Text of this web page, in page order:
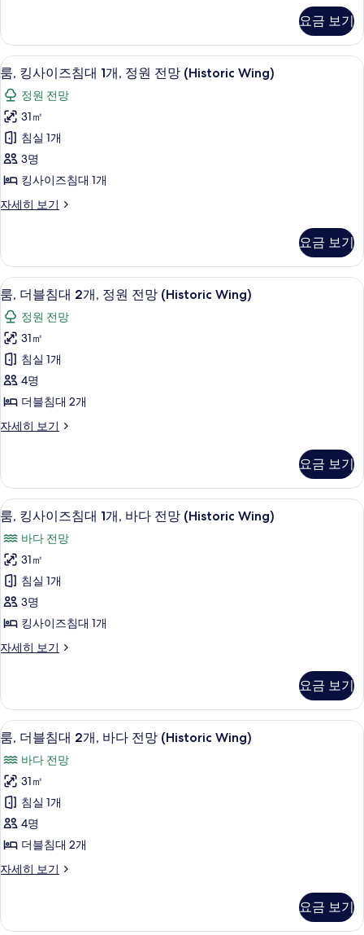
보
기
보
기
트
전
망
(Historic
Wing)
사
진
모
두
대
개,
리
조
트
전
망
(Historic
Wing)
자
세
요금 보기
룸,
킹
사
이
즈
침
1
정
원
전
망
(Historic
Wing)
사
진
모
기
저자극성 침구, 오리/거위털 이불, 객실
5
룸, 킹사이즈침대 1개, 정원 전망 (Historic Wing)
정원 전망
31㎡
침실 1개
3명
킹사이즈침대 1개
자세히 보기
룸,
즈
침
대
1
개,
정
원
전
망
(Historic
Wing)
자
기
요금 보기
룸,
더
블
침
대
2
개,
정
전
망
(Historic
Wing)
사
진
모
두
보
룸, 더블침대 2개, 정원 전망 (Historic
5
룸, 더블침대 2개, 정원 전망 (Historic Wing)
정원 전망
31㎡
침실 1개
4명
더블침대 2개
자세히 보기
룸,
대
개,
정
원
전
망
(Historic
Wing)
자
세
히
요금 보기
룸,
킹
사
이
즈
침
1
바
다
전
망
(Historic
Wing)
사
진
모
기
저자극성 침구, 오리/거위털 이불, 객실
5
룸, 킹사이즈침대 1개, 바다 전망 (Historic Wing)
바다 전망
31㎡
침실 1개
3명
킹사이즈침대 1개
자세히 보기
룸,
즈
침
대
1
개,
바
다
전
망
(Historic
Wing)
자
기
요금 보기
룸,
더
블
침
대
2
개,
바
전
룸, 더블침대 2개, 바다 전망 (Historic
5
룸, 더블침대 2개, 바다 전망 (Historic Wing)
바다 전망
31㎡
침실 1개
4명
더블침대 2개
자세히 보기
룸,
대
요금 보기